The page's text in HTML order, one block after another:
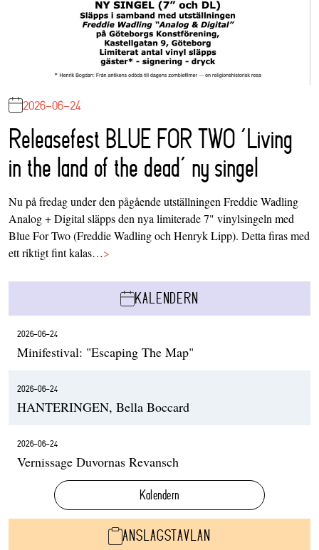
2026-06-24
Releasefest BLUE FOR TWO ‘Living
in the land of the dead’ ny singel
Nu på fredag under den pågående utställningen Freddie Wadling
Analog + Digital släpps den nya limiterade 7" vinylsingeln med
Blue For Two (Freddie Wadling och Henryk Lipp). Detta firas med
ett riktigt fint kalas…>
KALENDERN
2026-06-24
Minifestival: "Escaping The Map"
2026-06-24
HANTERINGEN, Bella Boccard
2026-06-24
Vernissage Duvornas Revansch
Kalendern
ANSLAGSTAVLAN